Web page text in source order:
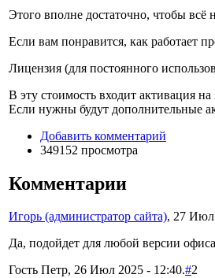
Этого вполне достаточно, чтобы всё
Если вам понравится, как работает
Лицензия (для постоянного
В эту стоимость входит активация
Если нужны будут дополнительные
Добавить комментарий
349152 просмотра
Комментарии
Игорь (администратор сайта), 27 Июл
Да, подойдет для любой версии
Гость Петр, 26 Июл 2025 - 12:40.#2